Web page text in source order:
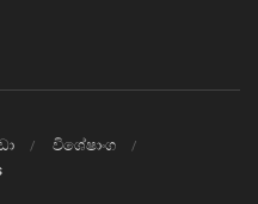
විශේෂාංග